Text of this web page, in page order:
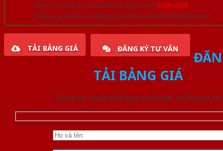
Giảm trực tiếp khi mua đơn hàng lớn hơn 3.000.000đ
Nhiều ưu đãi lớn khi đăng ký tài khoản thành viên thân thiết
TẢI BẢNG GIÁ ĐĂNG KÝ TƯ VẤN
TẢI BẢNG GIÁ
Đăng ký nhận báo giá mới nhất từ chúng tôi